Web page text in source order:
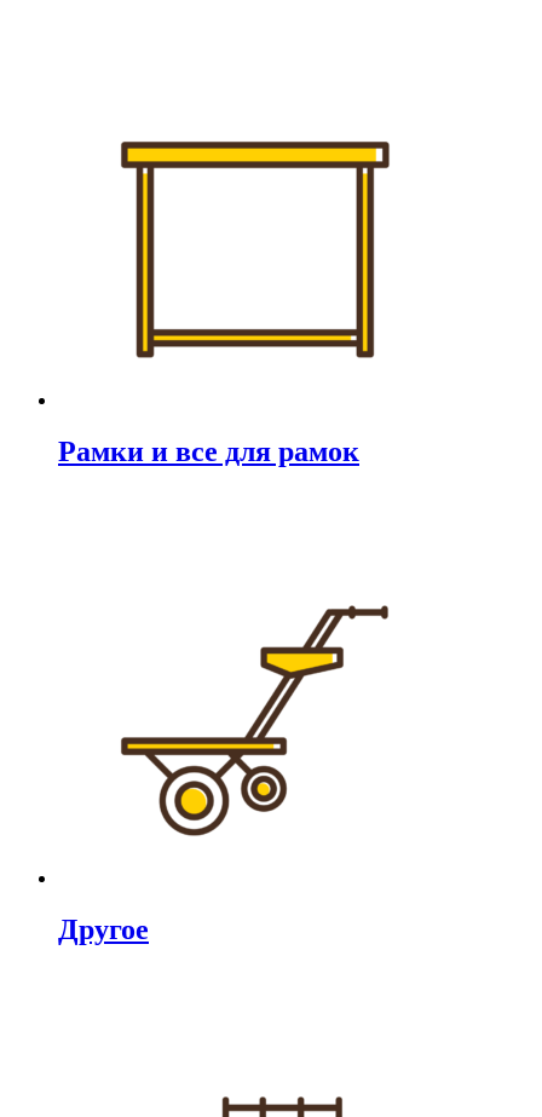
Рамки и все для рамок
Другое